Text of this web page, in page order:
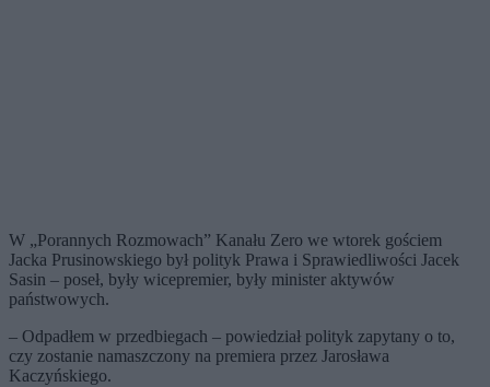
W „Porannych Rozmowach” Kanału Zero we wtorek gościem
Jacka Prusinowskiego był polityk Prawa i Sprawiedliwości Jacek
Sasin – poseł, były wicepremier, były minister aktywów
państwowych.
– Odpadłem w przedbiegach – powiedział polityk zapytany o to,
czy zostanie namaszczony na premiera przez Jarosława
Kaczyńskiego.